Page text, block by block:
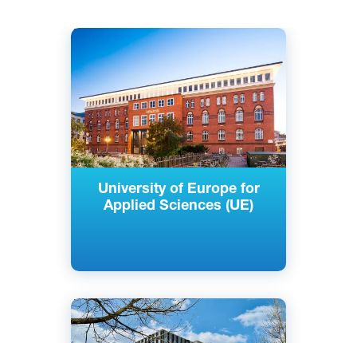
University of Europe for
Applied Sciences (UE)
Английский
Немецкий
Берлин, Гамбург, Изерлон, Потсдам,
Германия
Частный
Английский
Немецкий
Берлин, Потсдам, Германия